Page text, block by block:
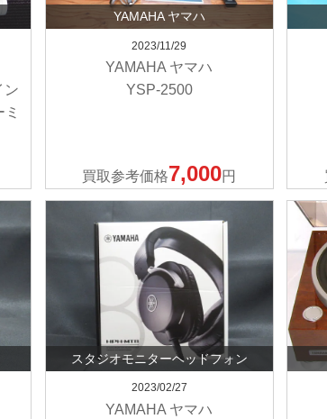
ン
YAMAHA ヤマハ
2023/11/29
YAMAHA ヤマハ
YSP-2500
買取参考価格7,000円
スタジオモニターヘッドフォン
2023/02/27
YAMAHA ヤマハ